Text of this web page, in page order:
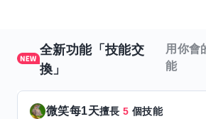
全新功能「技能交
換」
用你會
能
微笑每1天擅長5 個技能